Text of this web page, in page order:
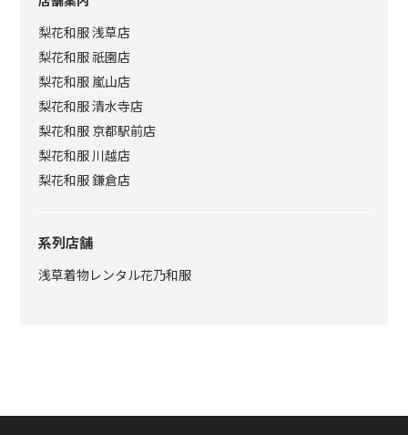
梨花和服 浅草店
梨花和服 祇園店
梨花和服 嵐山店
梨花和服 清水寺店
梨花和服 京都駅前店
梨花和服 川越店
梨花和服 鎌倉店
系列店舗
浅草着物レンタル花乃和服